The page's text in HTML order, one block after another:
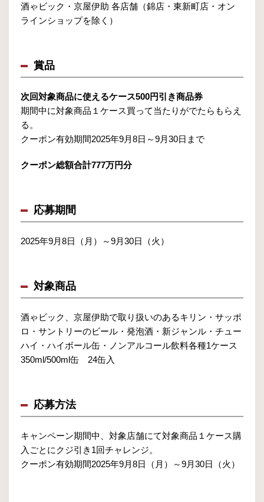
酒ゃビック・京屋伊助 各店舗（錦店・東新町店・オン
ラインショップを除く）
賞品
次回対象商品に使えるケース500円引き商品券
期間中に対象商品１ケース買って当たりがでたらもらえ
る。
クーポン有効期間2025年9月8日～9月30日まで
クーポン総額合計777万円分
応募期間
2025年9月8日（月）～9月30日（火）
対象商品
酒ゃビック、京屋伊助で取り扱いのあるキリン・サッポ
ロ・サントリーのビール・発泡酒・新ジャンル・チュー
ハイ・ハイボール缶・ノンアルコール飲料各種1ケース
350ml/500ml缶 24缶入
応募方法
キャンペーン期間中、対象店舗にて対象商品１ケース購
入ごとにクジ引き1回チャレンジ。
クーポン有効期間2025年9月8日（月）～9月30日（火）